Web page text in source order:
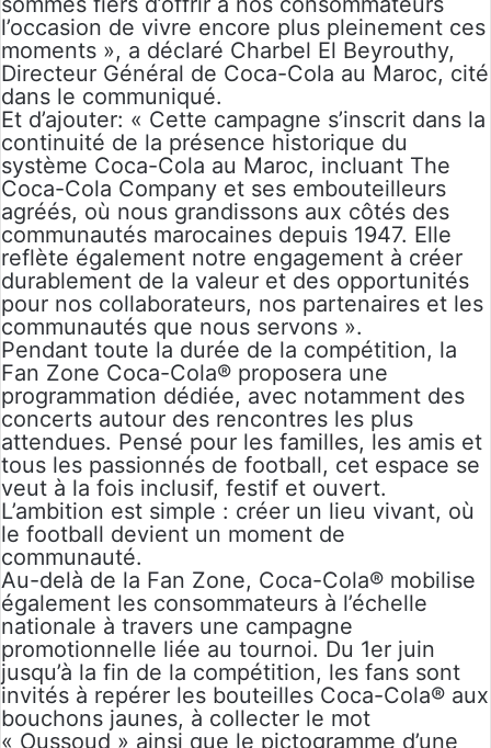
l’occasion de vivre encore plus pleinement ces
moments », a déclaré Charbel El Beyrouthy,
Directeur Général de Coca-Cola au Maroc, cité
dans le communiqué.
Et d’ajouter: « Cette campagne s’inscrit dans la
continuité de la présence historique du
système Coca-Cola au Maroc, incluant The
Coca-Cola Company et ses embouteilleurs
agréés, où nous grandissons aux côtés des
communautés marocaines depuis 1947. Elle
reflète également notre engagement à créer
durablement de la valeur et des opportunités
pour nos collaborateurs, nos partenaires et les
communautés que nous servons ».
Pendant toute la durée de la compétition, la
Fan Zone Coca-Cola® proposera une
programmation dédiée, avec notamment des
concerts autour des rencontres les plus
attendues. Pensé pour les familles, les amis et
tous les passionnés de football, cet espace se
veut à la fois inclusif, festif et ouvert.
L’ambition est simple : créer un lieu vivant, où
le football devient un moment de
communauté.
Au-delà de la Fan Zone, Coca-Cola® mobilise
également les consommateurs à l’échelle
nationale à travers une campagne
promotionnelle liée au tournoi. Du 1er juin
jusqu’à la fin de la compétition, les fans sont
invités à repérer les bouteilles Coca-Cola® aux
bouchons jaunes, à collecter le mot
« Oussoud » ainsi que le pictogramme d’une